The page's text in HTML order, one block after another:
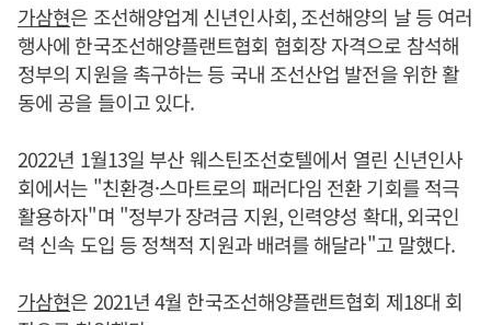
가삼현은 조선해양업계 신년인사회, 조선해양의 날 등 여러
행사에 한국조선해양플랜트협회 협회장 자격으로 참석해
정부의 지원을 촉구하는 등 국내 조선산업 발전을 위한 활
동에 공을 들이고 있다.
2022년 1월13일 부산 웨스틴조선호텔에서 열린 신년인사
회에서는 "친환경·스마트로의 패러다임 전환 기회를 적극
활용하자"며 "정부가 장려금 지원, 인력양성 확대, 외국인
력 신속 도입 등 정책적 지원과 배려를 해달라"고 말했다.
가삼현은 2021년 4월 한국조선해양플랜트협회 제18대 회